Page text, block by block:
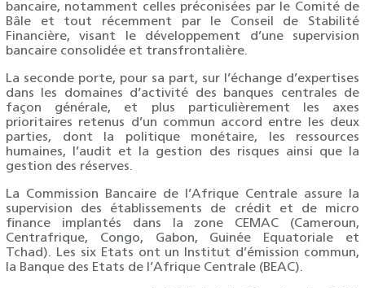
bancaire, notamment celles préconisées par le Comité de
Bâle et tout récemment par le Conseil de Stabilité
Financière, visant le développement d’une supervision
bancaire consolidée et transfrontalière.
La seconde porte, pour sa part, sur l’échange d’expertises
dans les domaines d’activité des banques centrales de
façon générale, et plus particulièrement les axes
prioritaires retenus d’un commun accord entre les deux
parties, dont la politique monétaire, les ressources
humaines, l’audit et la gestion des risques ainsi que la
gestion des réserves.
La Commission Bancaire de l’Afrique Centrale assure la
supervision des établissements de crédit et de micro
finance implantés dans la zone CEMAC (Cameroun,
Centrafrique, Congo, Gabon, Guinée Equatoriale et
Tchad). Les six Etats ont un Institut d’émission commun,
la Banque des Etats de l’Afrique Centrale (BEAC).